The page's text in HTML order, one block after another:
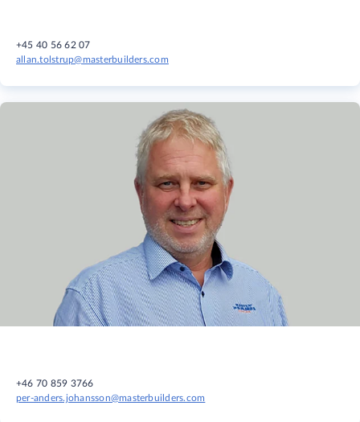
+45 40 56 62 07
allan.tolstrup@masterbuilders.com
+46 70 859 3766
per-anders.johansson@masterbuilders.com